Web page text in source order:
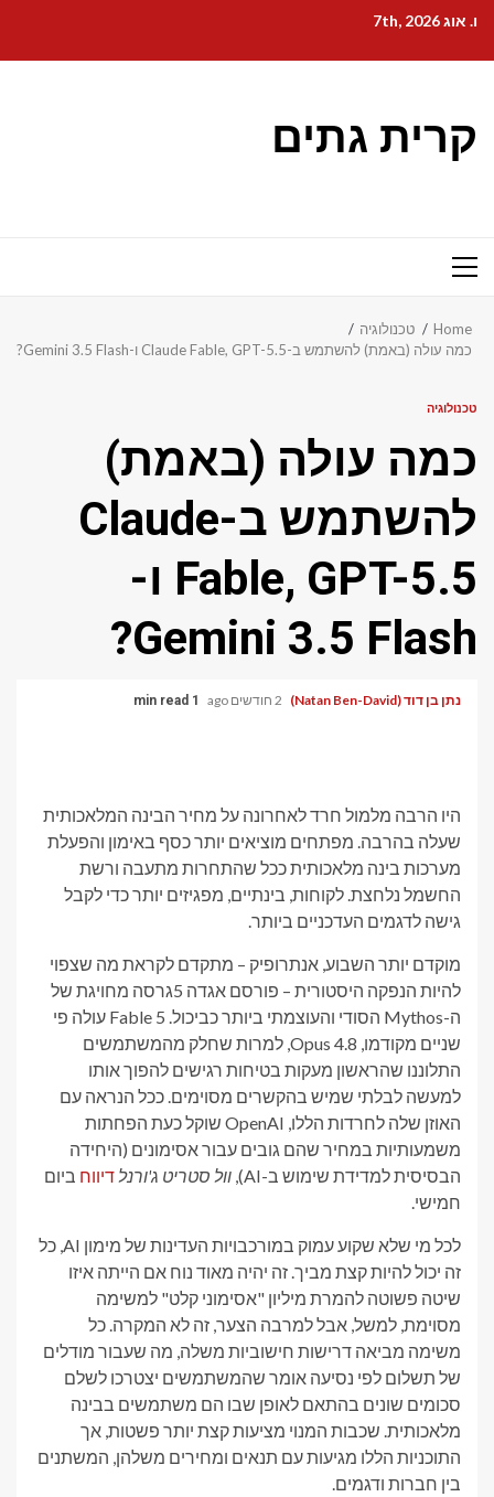
content
ו. אוג 7th, 2026
קרית גתים
Primary
Home
טכנולוגיה
כמה עולה (באמת) להשתמש ב-Claude Fable, GPT-5.5 ו-Gemini 3.5 Flash?
טכנולוגיה
כמה עולה (באמת)
להשתמש ב-Claude
Fable, GPT-5.5 ו-
Gemini 3.5 Flash?
נתן בן דוד (Natan Ben-David) 2 חודשים ago 1 min read
היו הרבה מלמול חרד לאחרונה על מחיר הבינה המלאכותית
שעלה בהרבה. מפתחים מוציאים יותר כסף באימון והפעלת
מערכות בינה מלאכותית ככל שהתחרות מתעבה ורשת
החשמל נלחצת. לקוחות, בינתיים, מפגיזים יותר כדי לקבל
גישה לדגמים העדכניים ביותר.
מוקדם יותר השבוע, אנתרופיק – מתקדם לקראת מה שצפוי
להיות הנפקה היסטורית – פורסם אגדה 5
גרסה מחויגת של
ה-Mythos הסודי והעוצמתי ביותר כביכול. Fable 5 עולה פי
שניים מקודמו, Opus 4.8, למרות שחלק מהמשתמשים
התלוננו שהראשון מעקות בטיחות רגישים להפוך אותו
למעשה לבלתי שמיש בהקשרים מסוימים. ככל הנראה עם
האוזן שלה לחרדות הללו, OpenAI שוקל כעת הפחתות
משמעותיות במחיר שהם גובים עבור אסימונים (היחידה
הבסיסית למדידת שימוש ב-AI),
וול סטריט ג'ורנל דיווח ביום
חמישי.
לכל מי שלא שקוע עמוק במורכבויות העדינות של מימון AI, כל
זה יכול להיות קצת מביך. זה יהיה מאוד נוח אם הייתה איזו
שיטה פשוטה להמרת מיליון "אסימוני קלט" למשימה
מסוימת, למשל, אבל למרבה הצער, זה לא המקרה. כל
משימה מביאה דרישות חישוביות משלה, מה שעבור מודלים
של תשלום לפי נסיעה אומר שהמשתמשים יצטרכו לשלם
סכומים שונים בהתאם לאופן שבו הם משתמשים בבינה
מלאכותית. שכבות המנוי מציעות קצת יותר פשטות, אך
התוכניות הללו מגיעות עם תנאים ומחירים משלהן, המשתנים
בין חברות ודגמים.